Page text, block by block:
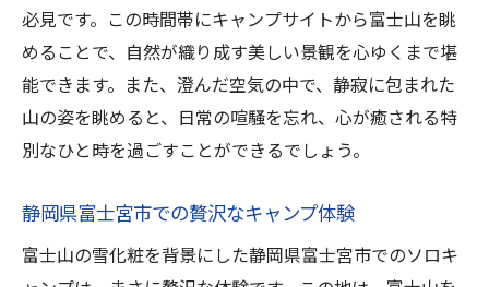
必見です。この時間帯にキャンプサイトから富士山を眺
めることで、自然が織り成す美しい景観を心ゆくまで堪
能できます。また、澄んだ空気の中で、静寂に包まれた
山の姿を眺めると、日常の喧騒を忘れ、心が癒される特
別なひと時を過ごすことができるでしょう。
静岡県富士宮市での贅沢なキャンプ体験
富士山の雪化粧を背景にした静岡県富士宮市でのソロキ